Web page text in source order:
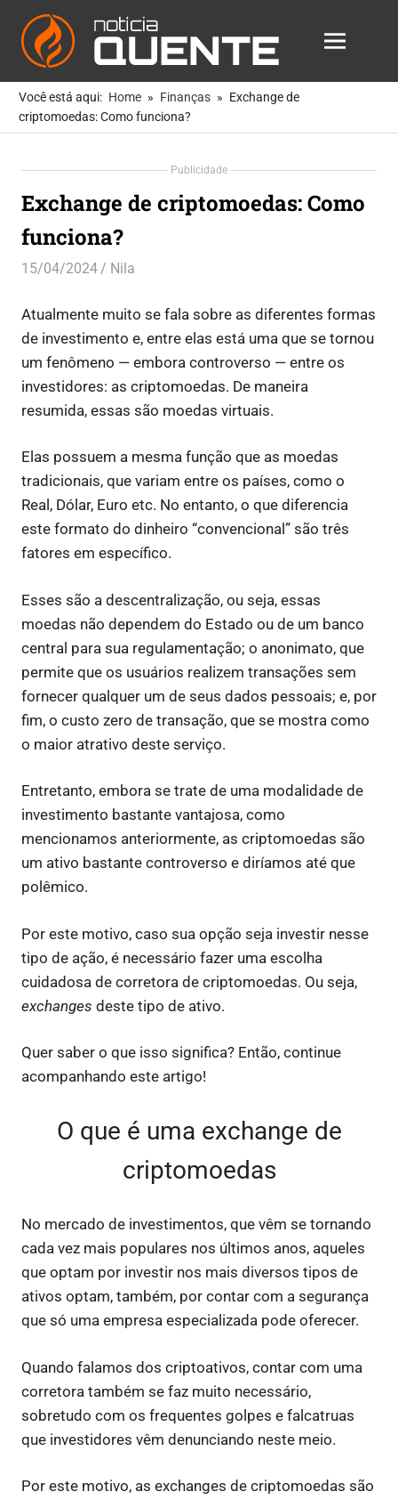
Skip
content
Notícia
Quente
Notícias
Mais
Quentes
Você
MENU
Você está aqui: Home Finanças
Exchange de
criptomoedas: Como funciona?
Publicidade
Exchange de criptomoedas: Como
funciona?
15/04/2024 Nila
Atualmente muito se fala sobre as diferentes formas
de investimento e, entre elas está uma que se tornou
um fenômeno — embora controverso — entre os
investidores: as criptomoedas. De maneira
resumida, essas são moedas virtuais.
Elas possuem a mesma função que as moedas
tradicionais, que variam entre os países, como o
Real, Dólar, Euro etc. No entanto, o que diferencia
este formato do dinheiro “convencional” são três
fatores em específico.
Esses são a descentralização, ou seja, essas
moedas não dependem do Estado ou de um banco
central para sua regulamentação; o anonimato, que
permite que os usuários realizem transações sem
fornecer qualquer um de seus dados pessoais; e, por
fim, o custo zero de transação, que se mostra como
o maior atrativo deste serviço.
Entretanto, embora se trate de uma modalidade de
investimento bastante vantajosa, como
mencionamos anteriormente, as criptomoedas são
um ativo bastante controverso e diríamos até que
polêmico.
Por este motivo, caso sua opção seja investir nesse
tipo de ação, é necessário fazer uma escolha
cuidadosa de corretora de criptomoedas. Ou seja,
exchanges deste tipo de ativo.
Quer saber o que isso significa? Então, continue
acompanhando este artigo!
O que é uma exchange de
criptomoedas
No mercado de investimentos, que vêm se tornando
cada vez mais populares nos últimos anos, aqueles
que optam por investir nos mais diversos tipos de
ativos optam, também, por contar com a segurança
que só uma empresa especializada pode oferecer.
Quando falamos dos criptoativos, contar com uma
corretora também se faz muito necessário,
sobretudo com os frequentes golpes e falcatruas
que investidores vêm denunciando neste meio.
Por este motivo, as exchanges de criptomoedas são